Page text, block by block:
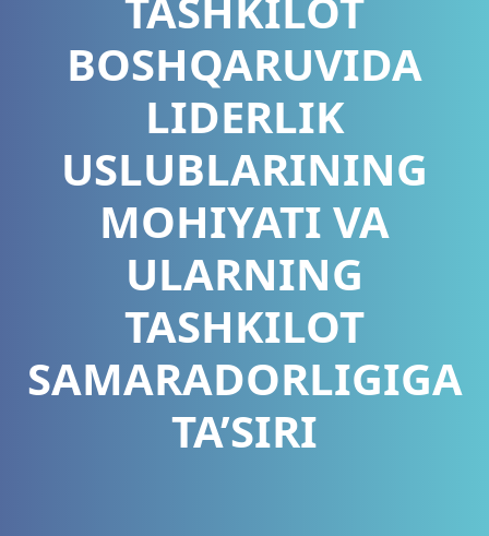
BOSHQARUVIDA
LIDERLIK
USLUBLARINING
MOHIYATI VA
ULARNING
TASHKILOT
SAMARADORLIGIGA
TA’SIRI